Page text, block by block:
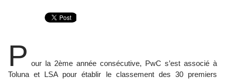
P our la 2ème année consécutive, PwC s’est associé à
Toluna et LSA pour établir le classement des 30 premiers